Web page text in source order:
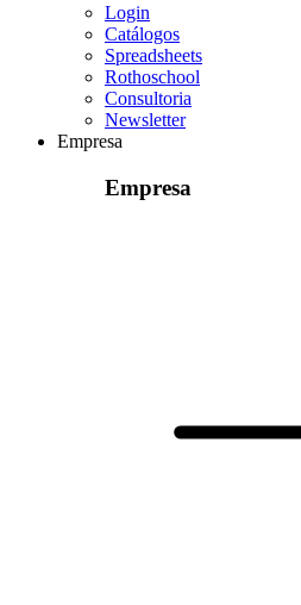
Login
Catálogos
Spreadsheets
Rothoschool
Consultoria
Newsletter
Empresa
Empresa